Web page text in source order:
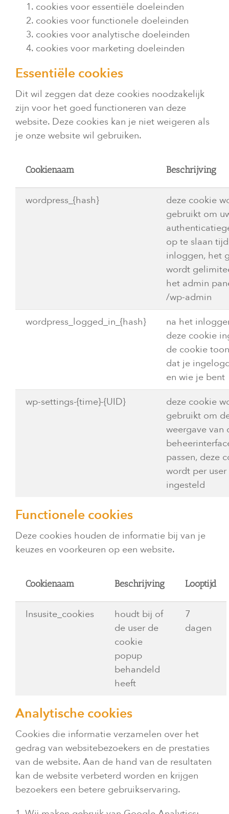
cookies voor essentiële doeleinden
cookies voor functionele doeleinden
cookies voor analytische doeleinden
cookies voor marketing doeleinden
Essentiële cookies
Dit wil zeggen dat deze cookies noodzakelijk
zijn voor het goed functioneren van deze
website. Deze cookies kan je niet weigeren als
je onze website wil gebruiken.
Cookienaam Beschrijving
wordpress_{hash}
deze cookie
gebruikt om
op te slaan
inloggen, het
wordt
het admin
/wp-admin
wordpress_logged_in_{hash}
na het
deze cookie
de cookie
dat je
en wie je bent
wp-settings-{time}-{UID}
deze cookie
gebruikt om
weergave van
passen, deze
wordt per user
ingesteld
Functionele cookies
Deze cookies houden de informatie bij van je
keuzes en voorkeuren op een website.
Cookienaam Beschrijving Looptijd
Insusite_cookies
houdt bij of
de user de
cookie
popup
behandeld
heeft
7
dagen
Analytische cookies
Cookies die informatie verzamelen over het
gedrag van websitebezoekers en de prestaties
van de website. Aan de hand van de resultaten
kan de website verbeterd worden en krijgen
bezoekers een betere gebruikservaring.